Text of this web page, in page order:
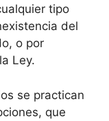
tipo
del
o por
Ley.
se practican
que